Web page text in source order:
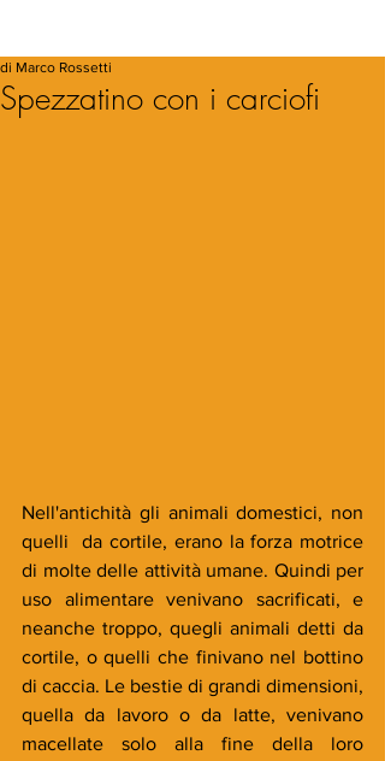
Spezzatino con i carciofi
di Marco Rossetti
Nell'antichità gli animali domestici, non
quelli  da cortile, erano la forza motrice
di molte delle attività umane. Quindi per
uso alimentare venivano sacrificati, e
neanche troppo, quegli animali detti da
cortile, o quelli che finivano nel bottino
di caccia. Le bestie di grandi dimensioni,
quella da lavoro o da latte, venivano
macellate solo alla fine della loro